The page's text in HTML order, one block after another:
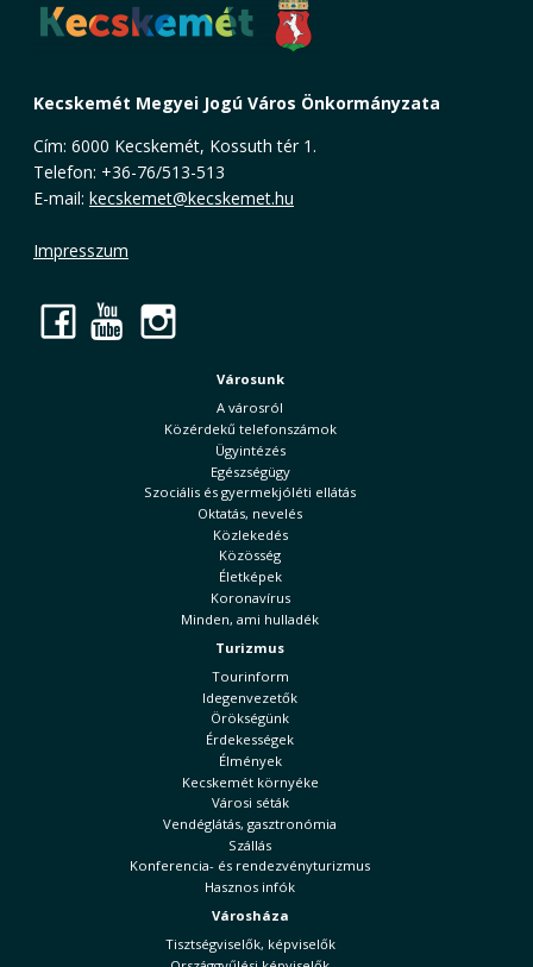
Kecskemét Megyei Jogú Város Önkormányzata
Cím: 6000 Kecskemét, Kossuth tér 1.
Telefon: +36-76/513-513
E-mail: kecskemet@kecskemet.hu
Impresszum
Facebook
YouTube
Városunk
A városról
Közérdekű telefonszámok
Ügyintézés
Egészségügy
Szociális és gyermekjóléti ellátás
Oktatás, nevelés
Közlekedés
Közösség
Életképek
Koronavírus
Minden, ami hulladék
Turizmus
Tourinform
Idegenvezetők
Örökségünk
Érdekességek
Élmények
Kecskemét környéke
Városi séták
Vendéglátás, gasztronómia
Szállás
Konferencia- és rendezvényturizmus
Hasznos infók
Városháza
Tisztségviselők, képviselők